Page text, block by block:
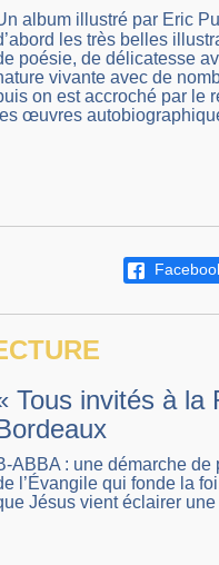
album illustré par Eric
les très belles
poésie, de délicatesse
vivante avec de
on est accroché par le
les œuvres
Tous invités à la
ABBA : une démarche de
l’Évangile qui fonde la
Jésus vient éclairer